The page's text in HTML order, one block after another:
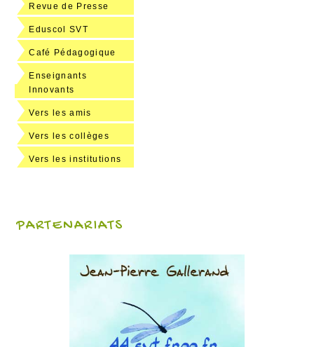
Revue de Presse
Eduscol SVT
Café Pédagogique
Enseignants
Innovants
Vers les amis
Vers les collèges
Vers les institutions
PARTENARIATS